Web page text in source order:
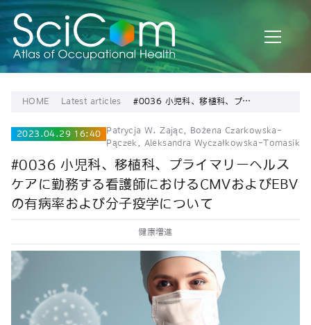
HOME Latest articles
#0036 小児科、移植科、プラ
EBVの有病率および分子疫学
について
2023.04.29 16:40
Patrycja W. Zając, Bożena Czarkowska-
Pączek, Aleksandra Wyczałkowska-Tomasik
#0036 小児科、移植科、プライマリーヘルス
ケアに勤務する看護師におけるCMVおよびEBV
の有病率および分子疫学について
健康増進